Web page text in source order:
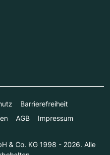
Barrierefreiheit
AGB Impressum
& Co. KG 1998 - 2026. Alle